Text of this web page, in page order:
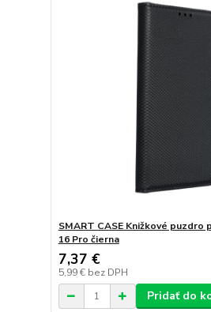
SMART CASE Knižkové puzdro
16 Pro čierna
7,37 €
5,99 € bez DPH
Pridať do